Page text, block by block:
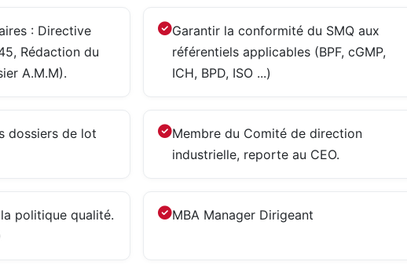
: Directive
Rédaction du
A.M.M).
Garantir la conformité du SMQ aux
référentiels applicables (BPF, cGMP,
ICH, BPD, ISO ...)
dossiers de lot
Membre du Comité de direction
industrielle, reporte au CEO.
politique qualité.
MBA Manager Dirigeant